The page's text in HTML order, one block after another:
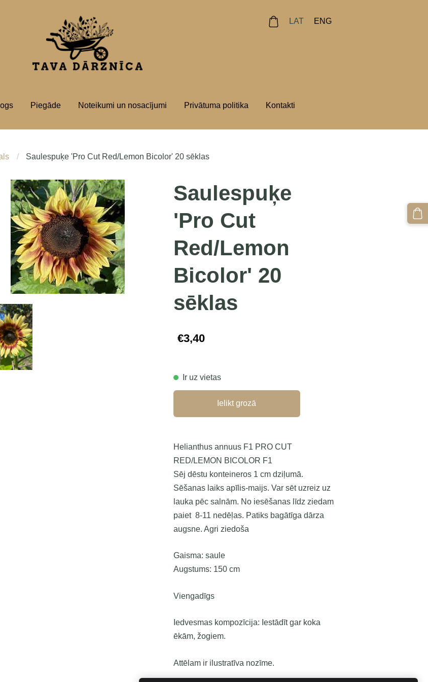
Piegāde Noteikumi un nosacījumi Privātuma politika Kontakti
LAT ENG
Saulespuķe 'Pro Cut Red/Lemon Bicolor' 20 sēklas
Saulespuķe
'Pro Cut
Red/Lemon
Bicolor' 20
sēklas
€3,40
Ir uz vietas
Ielikt grozā
Helianthus annuus F1 PRO CUT
RED/LEMON BICOLOR F1
Sēj dēstu konteineros 1 cm dziļumā.
Sēšanas laiks apīlis-maijs. Var sēt uzreiz uz
lauka pēc salnām. No iesēšanas līdz ziedam
paiet 8-11 nedēļas. Patiks bagātīga dārza
augsne. Agri ziedoša
Gaisma: saule
Augstums: 150 cm
Viengadīgs
Iedvesmas kompozīcija: Iestādīt gar koka
ēkām, žogiem.
Attēlam ir ilustratīva nozīme.